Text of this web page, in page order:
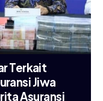
Terkait
Jiwa
Asuransi